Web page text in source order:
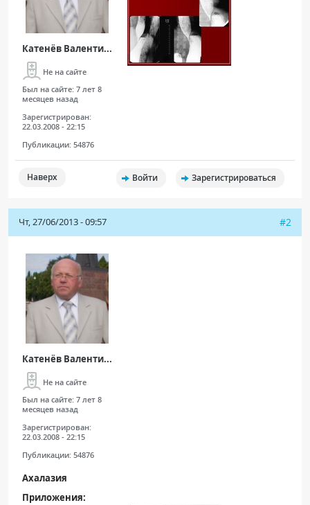
Видео
Журнал "Лучевая диагностика и терапия"
КНИЖНЫЙ МАГАЗИН
Где пройти обследование
Магнитно-резонансная томография (МРТ)
Спросить врача
ПОМОЩЬ
Катенёв Валенти...
Не на сайте
Был на сайте: 7 лет 8
месяцев назад
Зарегистрирован:
22.03.2008 - 22:15
Публикации: 54876
Наверх Войти Зарегистрироваться
Чт, 27/06/2013 - 09:57 #2
Катенёв Валенти...
Не на сайте
Был на сайте: 7 лет 8
месяцев назад
Зарегистрирован:
22.03.2008 - 22:15
Публикации: 54876
Ахалазия
Приложения: